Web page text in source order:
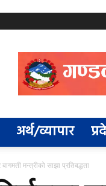
अर्थ/व्यापार
मन्त्रीको साझा प्रतिबद्धता